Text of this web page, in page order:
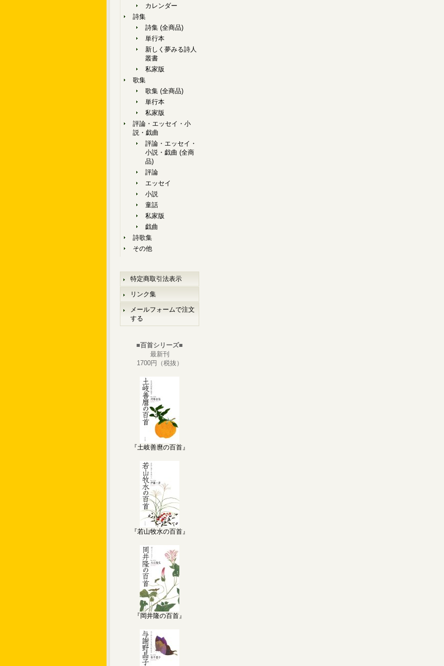
カレンダー
詩集
詩集 (全商品)
単行本
新しく夢みる詩人
叢書
私家版
歌集
歌集 (全商品)
単行本
私家版
評論・エッセイ・小
説・戯曲
評論・エッセイ・
小説・戯曲 (全商
品)
評論
エッセイ
小説
童話
私家版
戯曲
詩歌集
その他
特定商取引法表示
リンク集
メールフォームで注文
する
■百首シリーズ■
最新刊
1700円（税抜）
『土岐善麿の百首』
『若山牧水の百首』
『岡井隆の百首』